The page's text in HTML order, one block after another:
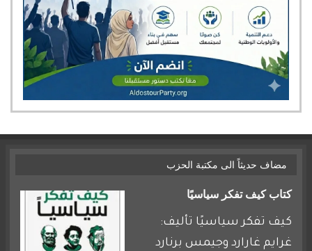
مضاف حديثاً الى مكتبة الحزب
كتاب كيف تفكر سياسيًا
كيف تفكر سياسيًا تأليف:
غرايم غارارد وجيمس برنارد